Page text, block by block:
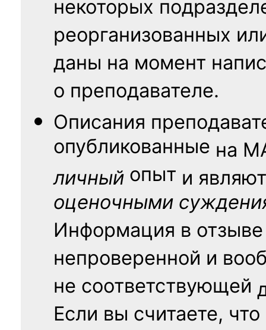
некоторых
реорганизованных
даны на момент
о преподавателе.
Описания
опубликованные на
личный опыт и
оценочными
Информация в
непроверенной и
не соответствующей
Если вы считаете, что